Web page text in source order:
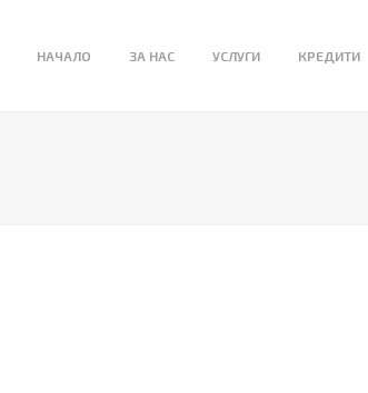
НАЧАЛО ЗА НАС УСЛУГИ КРЕДИТИ